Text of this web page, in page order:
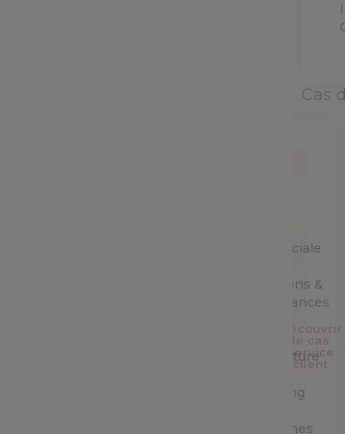
Cas
commerciale
Opérations &
performances
Architecture
Marketing
campagnes
Découvrir
le cas
Service
client